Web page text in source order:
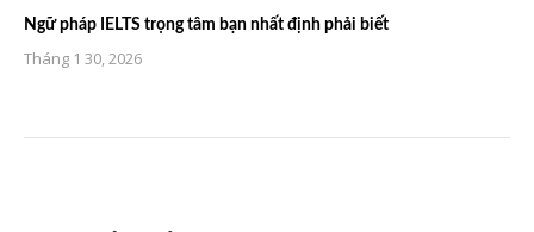
Ngữ pháp IELTS trọng tâm bạn nhất định phải biết
Tháng 1 30, 2026